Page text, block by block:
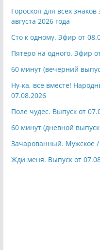
Гороскоп для всех
августа 2026 года
Сто к одному. Эфир от
Пятеро на одного. Эфир
60 минут (вечерний
Ну-ка, все вместе!
07.08.2026
Поле чудес. Выпуск от
60 минут (дневной
Зачарованный. Мужское /
Жди меня. Выпуск от